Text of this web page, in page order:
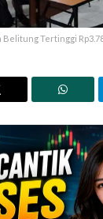
Belitung Tertinggi